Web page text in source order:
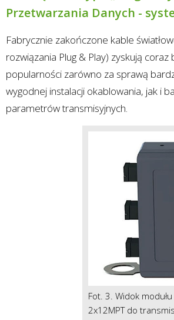
Przetwarzania Danych -
Fabrycznie zakończone kable
rozwiązania Plug & Play) zyskują coraz
popularności zarówno za sprawą
wygodnej instalacji okablowania, jak i
parametrów transmisyjnych.
Fot. 3. Widok
2x12MPT do